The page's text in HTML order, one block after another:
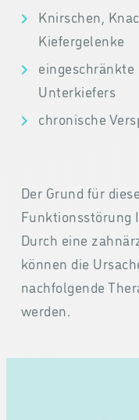
Knirschen,
Kiefergelenke
Unterkiefers
chronische
Der Grund für
Funktionsstörung
Durch eine
können die
nachfolgende
werden.